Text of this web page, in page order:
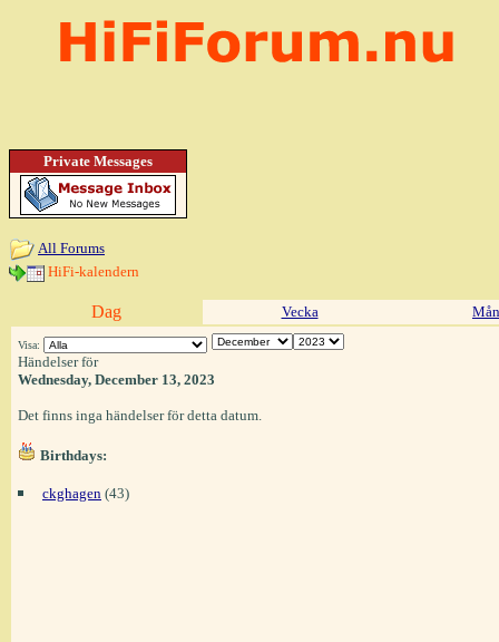
Private Messages
All Forums
HiFi-kalendern
Dag Vecka
Visa:
Händelser för
Wednesday, December 13, 2023
Det finns inga händelser för detta datum.
Birthdays:
ckghagen (43)